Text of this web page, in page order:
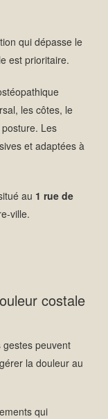
qui dépasse le
est prioritaire.
les côtes, le
Les
et adaptées à
au 1 rue de
ville.
costale
peuvent
la douleur au
qui